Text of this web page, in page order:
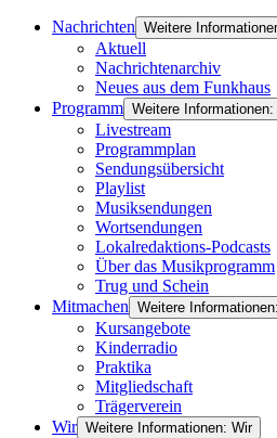
Nachrichten Weitere
Aktuell
Nachrichtenarchiv
Neues aus dem Funkhaus
Programm Weitere Informationen:
Livestream
Programmplan
Sendungsübersicht
Playlist
Musiksendungen
Wortsendungen
Lokalredaktions-Podcasts
Über das Musikprogramm
Trug und Schein
Mitmachen Weitere
Kursangebote
Kinderradio
Praktika
Mitgliedschaft
Trägerverein
Wir Weitere Informationen: Wir